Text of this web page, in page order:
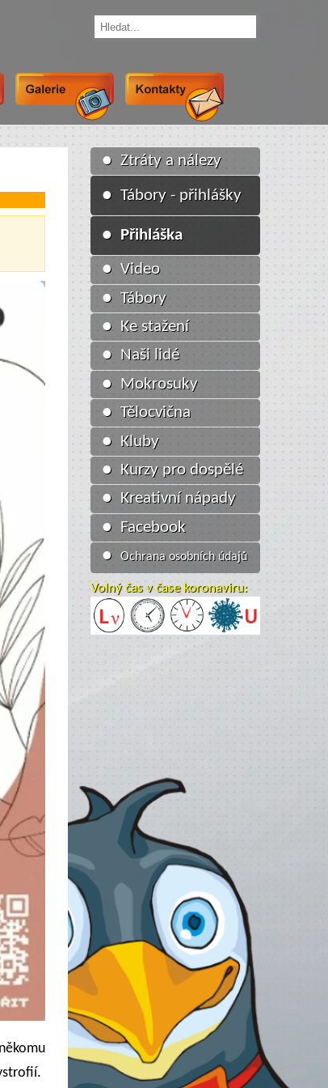
● Ztráty a nálezy
● Tábory - přihlášky
● Přihláška
● Video
● Tábory
● Ke stažení
● Naši lidé
● Mokrosuky
● Tělocvična
● Kluby
● Kurzy pro dospělé
● Kreativní nápady
● Facebook
●
Ochrana osobních údajů
Volný čas v čase koronaviru: